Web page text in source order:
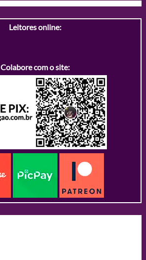
Leitores online:
Colabore com o site: